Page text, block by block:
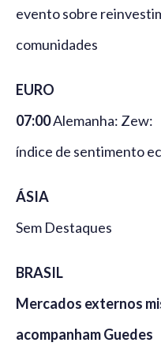
evento sobre
comunidades
EURO
07:00Alemanha: Zew:
índice de sentimento
ÁSIA
Sem Destaques
BRASIL
Mercados externos
acompanham Guedes